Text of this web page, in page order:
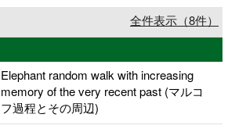
全件表示（8件）
Elephant random walk with increasing
memory of the very recent past (マルコ
フ過程とその周辺)